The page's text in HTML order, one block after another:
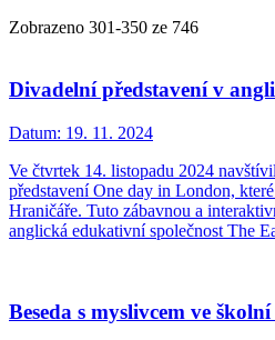
Zobrazeno 301-350 ze 746
Divadelní představení v
Datum: 19. 11. 2024
Ve čtvrtek 14. listopadu 2024
představení One day in London,
Hraničáře. Tuto zábavnou a
anglická edukativní společnost The
Beseda s myslivcem ve